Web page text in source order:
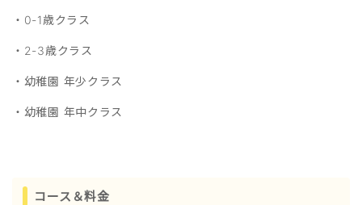
・0-1歳クラス
・2-3歳クラス
・幼稚園 年少クラス
・幼稚園 年中クラス
コース＆料金